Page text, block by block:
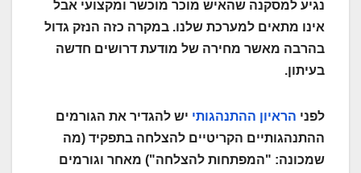
נגיע למסקנה שהאיש מוכר מוכשר ומקצועי אבל
אינו מתאים למערכת שלנו. במקרה כזה הנזק גדול
בהרבה מאשר מחירה של מודעת דרושים חדשה
בעיתון.
לפני הראיון ההתנהגותי יש להגדיר את הגורמים
ההתנהגותיים הקריטיים להצלחה בתפקיד (מה
שמכונה: "המפתחות להצלחה") מאחר וגורמים